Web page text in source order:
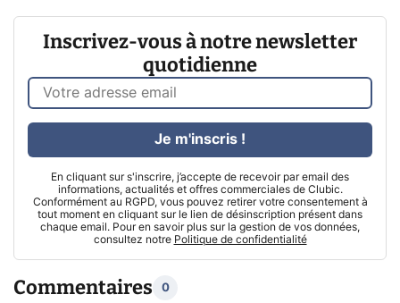
Inscrivez-vous à notre newsletter
quotidienne
En cliquant sur s'inscrire, j’accepte de recevoir par email des
informations, actualités et offres commerciales de Clubic.
Conformément au RGPD, vous pouvez retirer votre consentement à
tout moment en cliquant sur le lien de désinscription présent dans
chaque email. Pour en savoir plus sur la gestion de vos données,
consultez notre Politique de confidentialité
Je m'inscris !
Commentaires 0